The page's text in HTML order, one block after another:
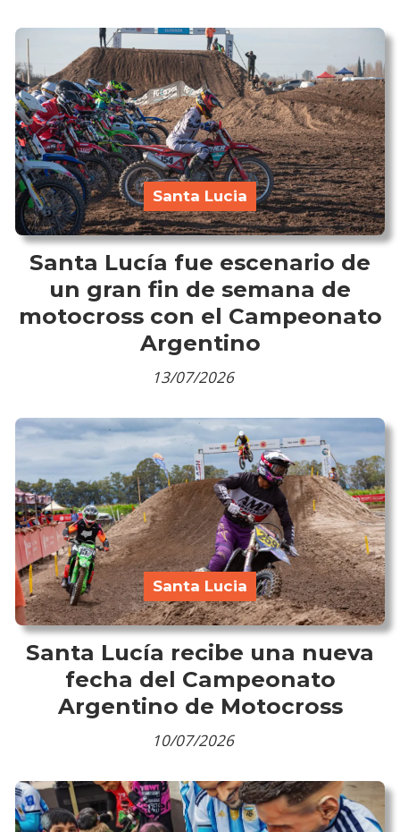
Santa Lucía fue escenario de
un gran fin de semana de
motocross con el Campeonato
Argentino
Santa Lucia
13/07/2026
Santa Lucía recibe una nueva
fecha del Campeonato
Argentino de Motocross
Santa Lucia
10/07/2026